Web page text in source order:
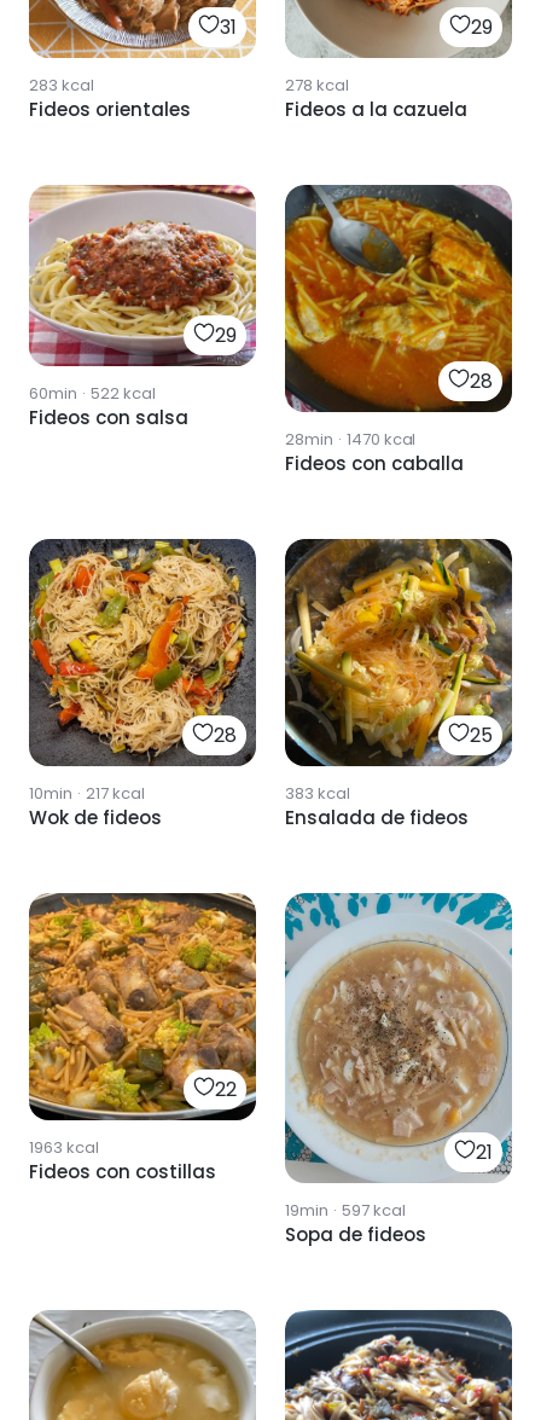
31
283 kcal
Fideos orientales
29
278 kcal
Fideos a la cazuela
29
60min · 522kcal
Fideos con salsa
28
28min · 1470 kcal
Fideos con caballa
28
10min · 217kcal
Wok de fideos
25
383 kcal
Ensalada de fideos
22
1963 kcal
Fideos con costillas
21
19min · 597kcal
Sopa de fideos